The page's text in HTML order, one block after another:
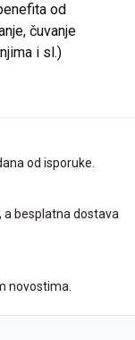
od
čuvanje
i sl.)
od isporuke.
a besplatna dostava
novostima.